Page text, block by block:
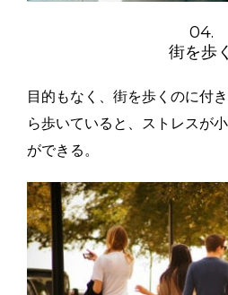
04.
街を歩く
目的もなく、街を歩くのに付
ら歩いていると、ストレスが
ができる。